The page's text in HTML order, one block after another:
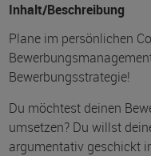
Inhalt/Beschreibung
Plane im persönlichen
Bewerbungsstrategie!
Du möchtest deinen
umsetzen? Du willst
argumentativ geschickt